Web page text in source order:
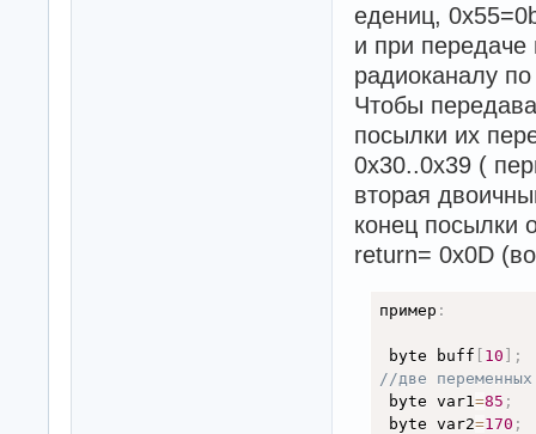
едениц,
и при
радиоканалу
Чтобы
посылки их
0x30..0x39 (
вторая
конец посылки
return= 0x0D
пример :
byte buff 10
;
//две
byte var1=85 ;
byte var2=170 ;